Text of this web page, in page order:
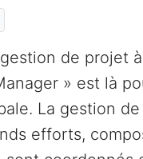
de projet
» est là
La gestion
efforts,